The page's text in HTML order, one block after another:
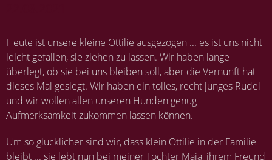
Heute ist unsere kleine Ottilie ausgezogen ... es ist uns nicht
leicht gefallen, sie ziehen zu lassen. Wir haben lange
überlegt, ob sie bei uns bleiben soll, aber die Vernunft hat
dieses Mal gesiegt. Wir haben ein tolles, recht junges Rudel
und wir wollen allen unseren Hunden genug
Aufmerksamkeit zukommen lassen können.
Um so glücklicher sind wir, dass klein Ottilie in der Familie
bleibt ... sie lebt nun bei meiner Tochter Maja, ihrem Freund